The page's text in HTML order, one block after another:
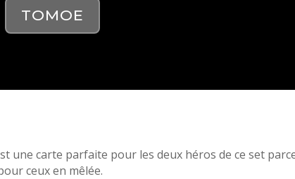
TOMOE
une carte parfaite pour les deux héros de ce set
ceux en mêlée.